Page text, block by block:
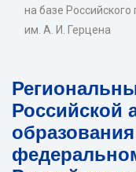
на базе Российского
им. А. И. Герцена
Российской